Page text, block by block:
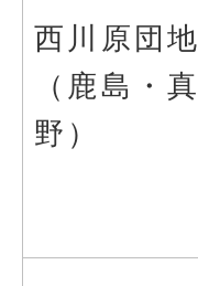
西川原団地
（鹿島・真
野）